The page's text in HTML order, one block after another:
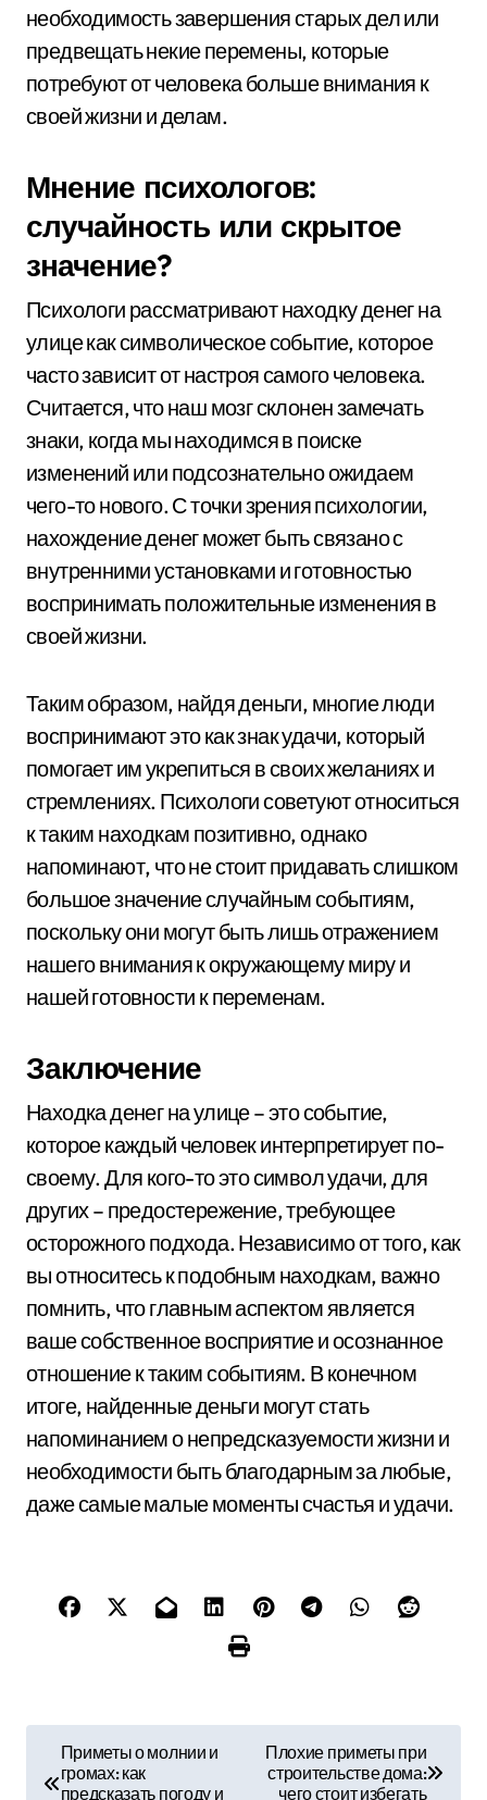
необходимость завершения старых дел или
предвещать некие перемены, которые
потребуют от человека больше внимания к
своей жизни и делам.
Мнение психологов:
случайность или скрытое
значение?
Психологи рассматривают находку денег на
улице как символическое событие, которое
часто зависит от настроя самого человека.
Считается, что наш мозг склонен замечать
знаки, когда мы находимся в поиске
изменений или подсознательно ожидаем
чего-то нового. С точки зрения психологии,
нахождение денег может быть связано с
внутренними установками и готовностью
воспринимать положительные изменения в
своей жизни.
Таким образом, найдя деньги, многие люди
воспринимают это как знак удачи, который
помогает им укрепиться в своих желаниях и
стремлениях. Психологи советуют относиться
к таким находкам позитивно, однако
напоминают, что не стоит придавать слишком
большое значение случайным событиям,
поскольку они могут быть лишь отражением
нашего внимания к окружающему миру и
нашей готовности к переменам.
Заключение
Находка денег на улице – это событие,
которое каждый человек интерпретирует по-
своему. Для кого-то это символ удачи, для
других – предостережение, требующее
осторожного подхода. Независимо от того, как
вы относитесь к подобным находкам, важно
помнить, что главным аспектом является
ваше собственное восприятие и осознанное
отношение к таким событиям. В конечном
итоге, найденные деньги могут стать
напоминанием о непредсказуемости жизни и
необходимости быть благодарным за любые,
даже самые малые моменты счастья и удачи.
Приметы о молнии и
громах: как
предсказать погоду и
Плохие приметы при
строительстве дома:
чего стоит избегать